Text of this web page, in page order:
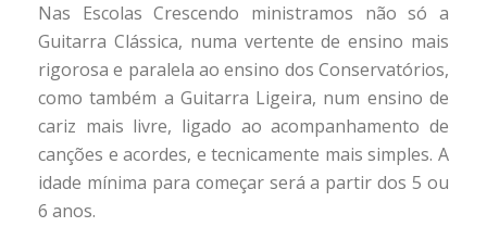
Nas Escolas Crescendo ministramos não só a
Guitarra Clássica, numa vertente de ensino mais
rigorosa e paralela ao ensino dos Conservatórios,
como também a Guitarra Ligeira, num ensino de
cariz mais livre, ligado ao acompanhamento de
canções e acordes, e tecnicamente mais simples. A
idade mínima para começar será a partir dos 5 ou
6 anos.